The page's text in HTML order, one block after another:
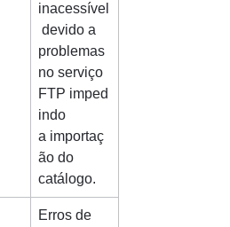
inacessível
devido a
problemas
no serviço
FTP imped
indo
a importaç
ão do
catálogo.
Erros de